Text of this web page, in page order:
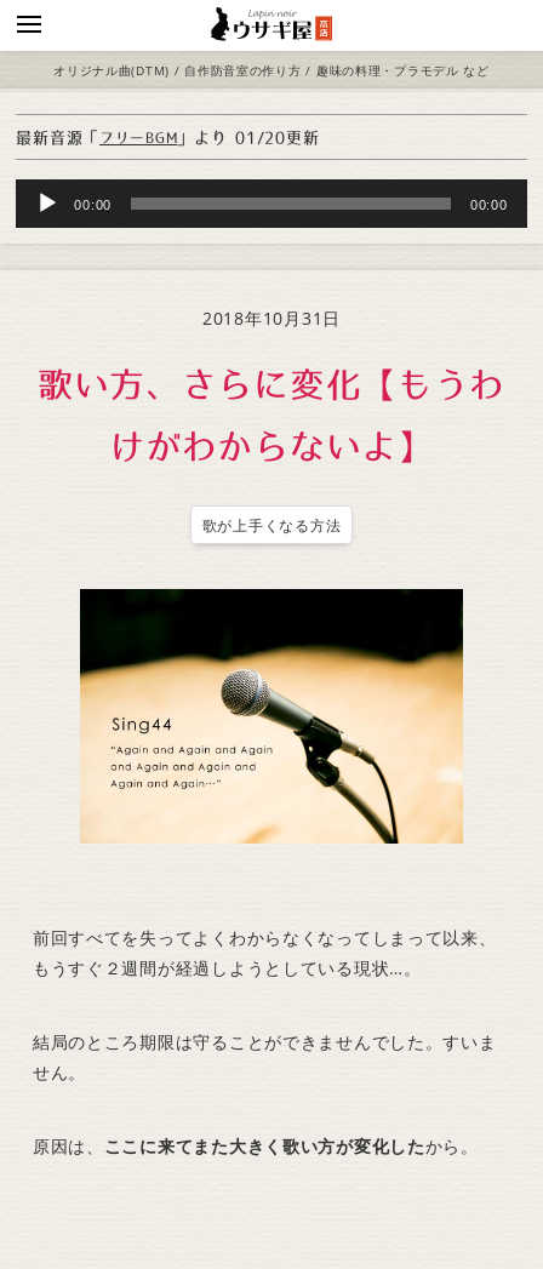
オリジナル曲(DTM) / 自作防音室の作り方 / 趣味の料理・プラモデル など
最新音源「 フリーBGM 」より 01/20更新
Audio
Player
00:00 00:00
2018年10月31日
歌い方、さらに変化【もうわ
けがわからないよ】
歌が上手くなる方法
前回すべてを失ってよくわからなくなってしまって以来、
もうすぐ２週間が経過しようとしている現状…。
結局のところ期限は守ることができませんでした。すいま
せん。
原因は、 ここに来てまた大きく歌い方が変化したから。